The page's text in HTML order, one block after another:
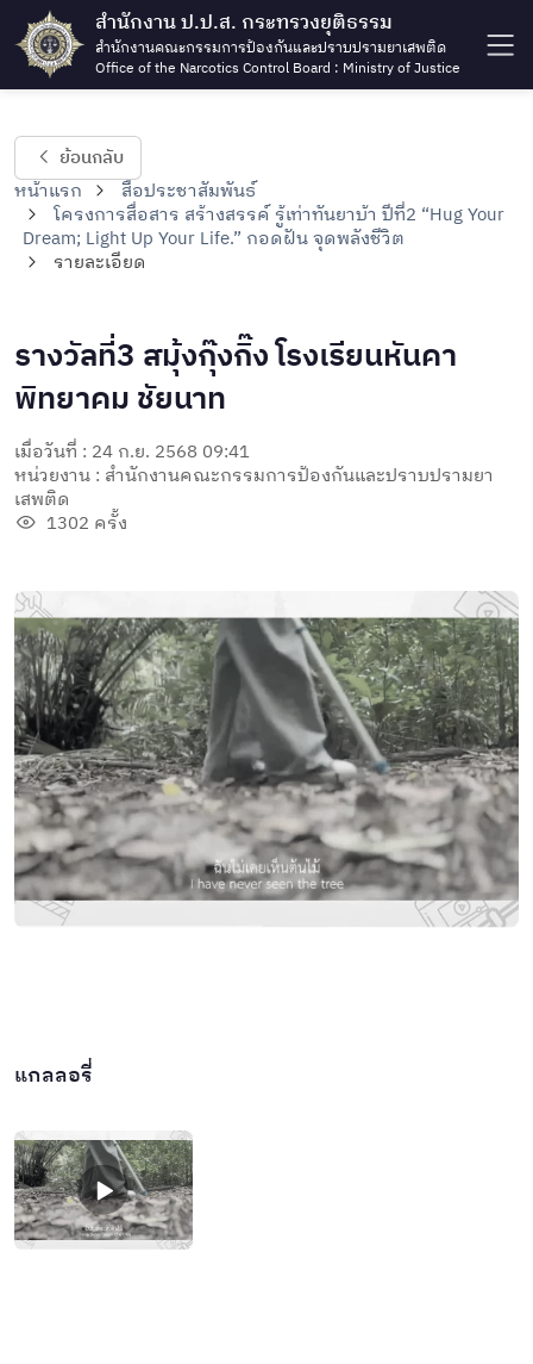
สำนักงาน ป.ป.ส. กระทรวงยุติธรรม
สำนักงานคณะกรรมการป้องกันและปราบปรามยาเสพติด
Office of the Narcotics Control Board : Ministry of Justice
ย้อนกลับ
หน้าแรก
สื่อประชาสัมพันธ์
โครงการสื่อสาร สร้างสรรค์ รู้เท่าทันยาบ้า ปีที่2 “Hug Your
Dream; Light Up Your Life.” กอดฝัน จุดพลังชีวิต
รายละเอียด
รางวัลที่3 สมุ้งกุ๊งกิ๊ง โรงเรียนหันคา
พิทยาคม ชัยนาท
เมื่อวันที่ : 24 ก.ย. 2568 09:41
หน่วยงาน : สำนักงานคณะกรรมการป้องกันและปราบปรามยา
เสพติด
1302 ครั้ง
แกลลอรี่